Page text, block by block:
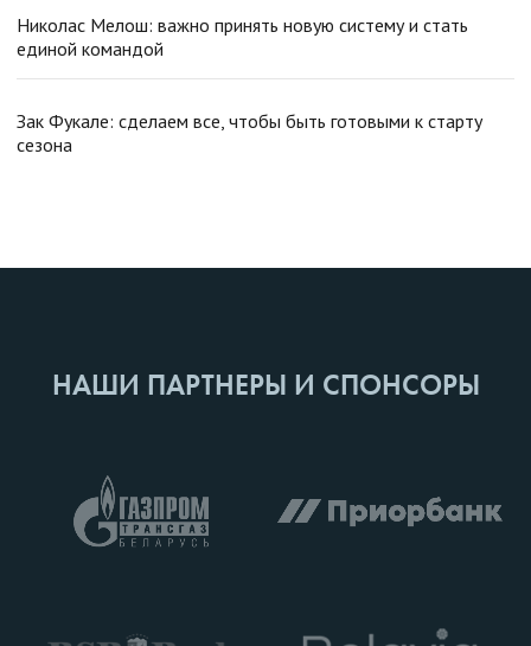
Николас Мелош: важно принять новую систему и стать
единой командой
Зак Фукале: сделаем все, чтобы быть готовыми к старту
сезона
НАШИ ПАРТНЕРЫ И СПОНСОРЫ